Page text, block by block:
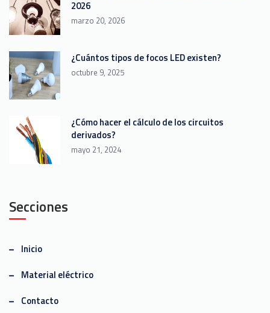
2026
marzo 20, 2026
¿Cuántos tipos de focos LED existen?
octubre 9, 2025
¿Cómo hacer el cálculo de los circuitos
derivados?
mayo 21, 2024
Secciones
Inicio
Material eléctrico
Contacto